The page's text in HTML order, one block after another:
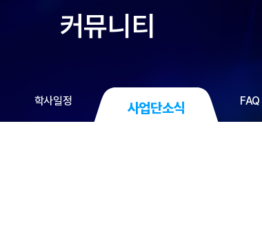
커뮤니티
학사일정 사업단소식 FAQ